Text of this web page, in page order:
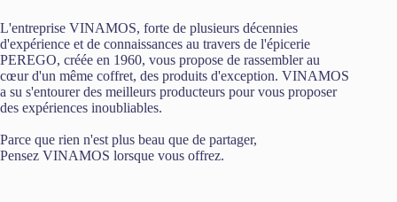
L'entreprise VINAMOS, forte de plusieurs décennies
d'expérience et de connaissances au travers de l'épicerie
PEREGO, créée en 1960, vous propose de rassembler au
cœur d'un même coffret, des produits d'exception. VINAMOS
a su s'entourer des meilleurs producteurs pour vous proposer
des expériences inoubliables.
Parce que rien n'est plus beau que de partager,
Pensez VINAMOS lorsque vous offrez.